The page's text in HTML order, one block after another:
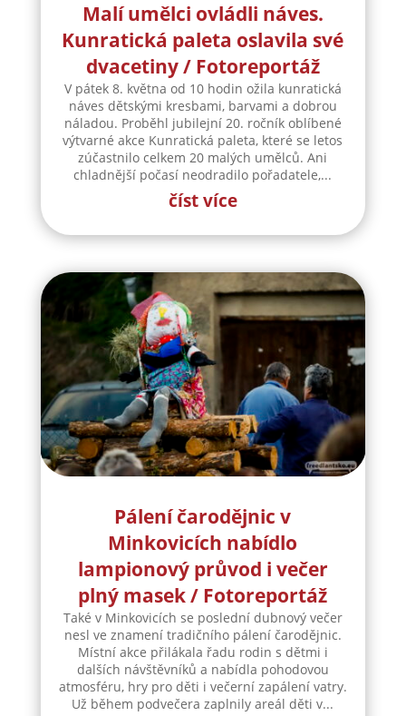
Malí umělci ovládli náves.
Kunratická paleta oslavila své
dvacetiny / Fotoreportáž
V pátek 8. května od 10 hodin ožila kunratická
náves dětskými kresbami, barvami a dobrou
náladou. Proběhl jubilejní 20. ročník oblíbené
výtvarné akce Kunratická paleta, které se letos
zúčastnilo celkem 20 malých umělců. Ani
chladnější počasí neodradilo pořadatele,...
číst více
Pálení čarodějnic v
Minkovicích nabídlo
lampionový průvod i večer
plný masek / Fotoreportáž
Také v Minkovicích se poslední dubnový večer
nesl ve znamení tradičního pálení čarodějnic.
Místní akce přilákala řadu rodin s dětmi i
dalších návštěvníků a nabídla pohodovou
atmosféru, hry pro děti i večerní zapálení vatry.
Už během podvečera zaplnily areál děti v...